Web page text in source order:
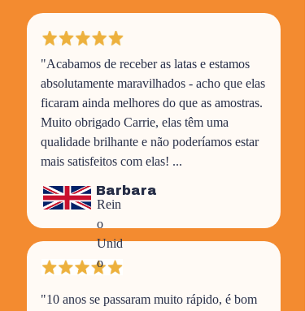
"Acabamos de receber as latas e estamos
absolutamente maravilhados - acho que elas
ficaram ainda melhores do que as amostras.
Muito obrigado Carrie, elas têm uma
qualidade brilhante e não poderíamos estar
mais satisfeitos com elas! ...
"10 anos se passaram muito rápido, é bom
Barbara
Rein
o
Unid
o